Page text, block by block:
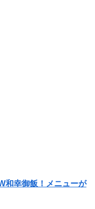
和幸御飯！メニューが